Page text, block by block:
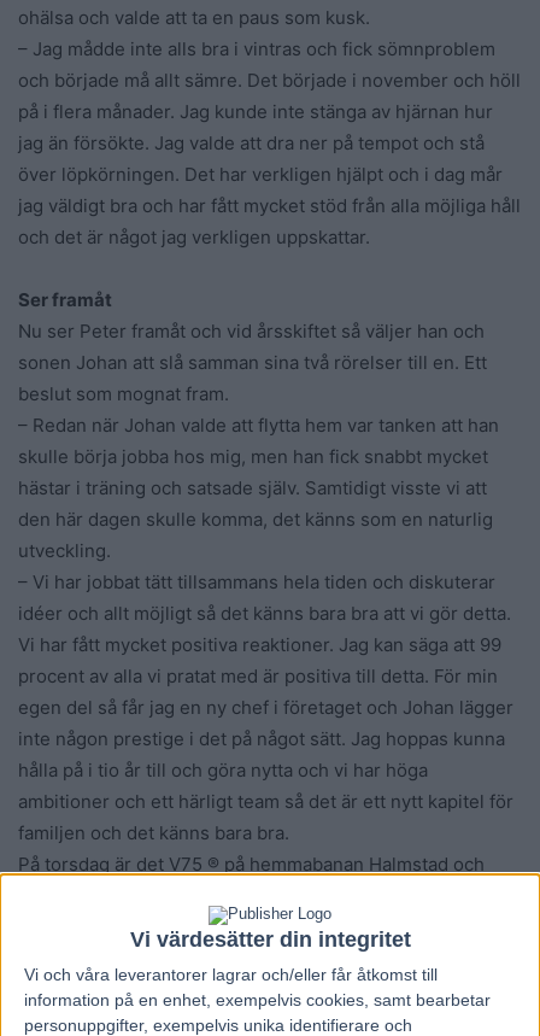
Vi värdesätter din integritet
Vi och våra leverantorer lagrar och/eller får åtkomst till
information på en enhet, exempelvis cookies, samt bearbetar
personuppgifter, exempelvis unika identifierare och
ohälsa och valde att ta en paus som kusk.
– Jag mådde inte alls bra i vintras och fick sömnproblem
och började må allt sämre. Det började i november och höll
på i flera månader. Jag kunde inte stänga av hjärnan hur
jag än försökte. Jag valde att dra ner på tempot och stå
över löpkörningen. Det har verkligen hjälpt och i dag mår
jag väldigt bra och har fått mycket stöd från alla möjliga håll
och det är något jag verkligen uppskattar.
Ser framåt
Nu ser Peter framåt och vid årsskiftet så väljer han och
sonen Johan att slå samman sina två rörelser till en. Ett
beslut som mognat fram.
– Redan när Johan valde att flytta hem var tanken att han
skulle börja jobba hos mig, men han fick snabbt mycket
hästar i träning och satsade själv. Samtidigt visste vi att
den här dagen skulle komma, det känns som en naturlig
utveckling.
– Vi har jobbat tätt tillsammans hela tiden och diskuterar
idéer och allt möjligt så det känns bara bra att vi gör detta.
Vi har fått mycket positiva reaktioner. Jag kan säga att 99
procent av alla vi pratat med är positiva till detta. För min
egen del så får jag en ny chef i företaget och Johan lägger
inte någon prestige i det på något sätt. Jag hoppas kunna
hålla på i tio år till och göra nytta och vi har höga
ambitioner och ett härligt team så det är ett nytt kapitel för
familjen och det känns bara bra.
På torsdag är det V75 ® på hemmabanan Halmstad och
– Jag har fina hästar till start och har svårt att säga vem
som är bästa chansen. Måste jag dra till med någon så är
det Inara O.E. (V75-5) som har varit väldigt rejäl på slutet
och har ett bra spår och ska tävla i en amerikansk sulky för